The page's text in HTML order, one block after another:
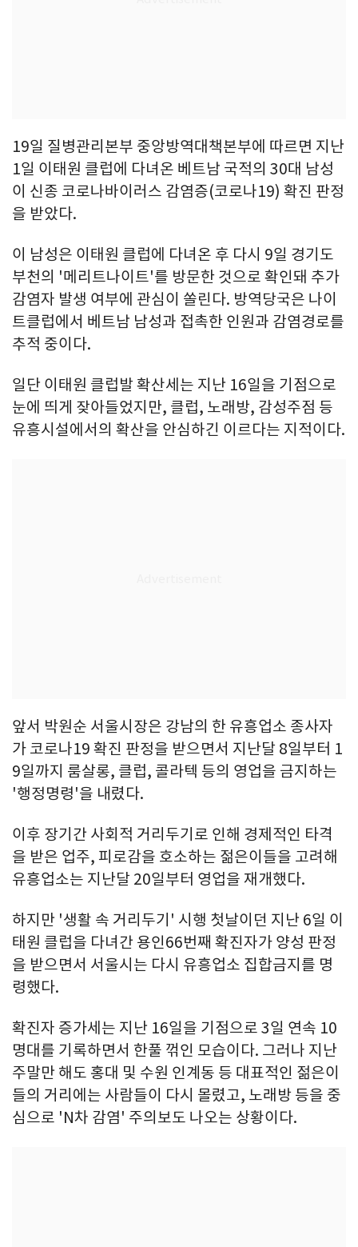
19일 질병관리본부 중앙방역대책본부에 따르면 지난
1일 이태원 클럽에 다녀온 베트남 국적의 30대 남성
이 신종 코로나바이러스 감염증(코로나19) 확진 판정
을 받았다.
이 남성은 이태원 클럽에 다녀온 후 다시 9일 경기도
부천의 '메리트나이트'를 방문한 것으로 확인돼 추가
감염자 발생 여부에 관심이 쏠린다. 방역당국은 나이
트클럽에서 베트남 남성과 접촉한 인원과 감염경로를
추적 중이다.
일단 이태원 클럽발 확산세는 지난 16일을 기점으로
눈에 띄게 잦아들었지만, 클럽, 노래방, 감성주점 등
유흥시설에서의 확산을 안심하긴 이르다는 지적이다.
앞서 박원순 서울시장은 강남의 한 유흥업소 종사자
가 코로나19 확진 판정을 받으면서 지난달 8일부터 1
9일까지 룸살롱, 클럽, 콜라텍 등의 영업을 금지하는
'행정명령'을 내렸다.
이후 장기간 사회적 거리두기로 인해 경제적인 타격
을 받은 업주, 피로감을 호소하는 젊은이들을 고려해
유흥업소는 지난달 20일부터 영업을 재개했다.
하지만 '생활 속 거리두기' 시행 첫날이던 지난 6일 이
태원 클럽을 다녀간 용인66번째 확진자가 양성 판정
을 받으면서 서울시는 다시 유흥업소 집합금지를 명
령했다.
확진자 증가세는 지난 16일을 기점으로 3일 연속 10
명대를 기록하면서 한풀 꺾인 모습이다. 그러나 지난
주말만 해도 홍대 및 수원 인계동 등 대표적인 젊은이
들의 거리에는 사람들이 다시 몰렸고, 노래방 등을 중
심으로 'N차 감염' 주의보도 나오는 상황이다.